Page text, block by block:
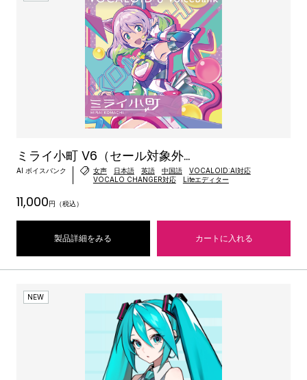
ミライ小町 V6（セール対象外...
AI ボイスバンク 女声 日本語 英語 中国語
VOCALOID:AI対応
VOCALO CHANGER対応
Liteエディター
11,000円（税込）
製品詳細をみる カートに入れる
NEW